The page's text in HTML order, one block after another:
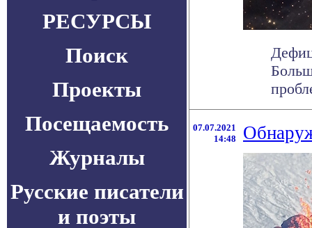
РЕСУРСЫ
Поиск
Проекты
Посещаемость
Журналы
Русские писатели
и поэты
07.07.2021
14:48